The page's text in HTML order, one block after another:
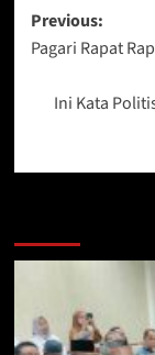
Post
Previous:
Pagari Rapat
Ini Kata